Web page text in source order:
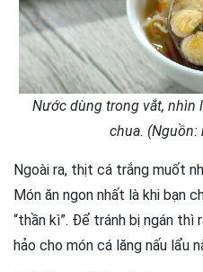
Nước dùng trong vắt, nhìn
chua. (Nguồn:
Ngoài ra, thịt cá trắng muốt
Món ăn ngon nhất là khi bạn
“thần kì”. Để tránh bị ngán thì
hảo cho món cá lăng nấu lẩu